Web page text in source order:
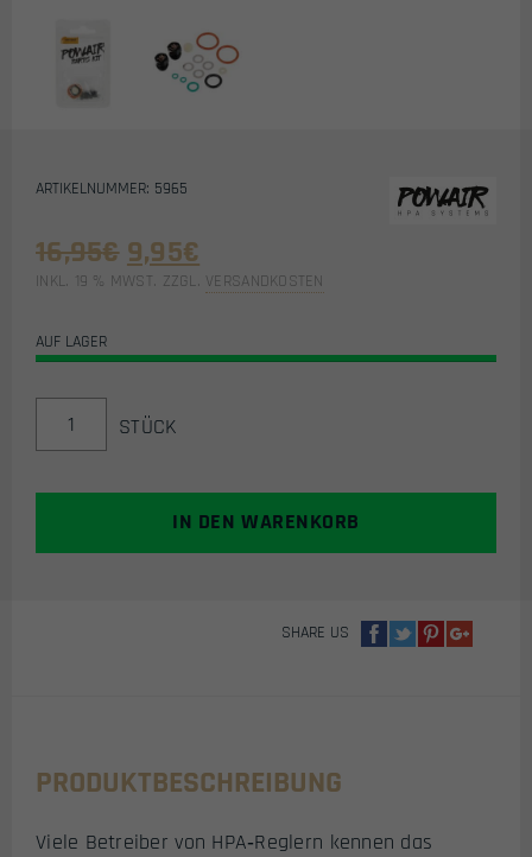
ARTIKELNUMMER: 5965
16,95€ Ursprünglicher
Preis
9,95€
Preis
INKL. 19 % MWST. ZZGL. VERSANDKOSTEN
AUF LAGER
MICROMAX
REGULATOR
ERSATZTEIL
STÜCK
IN DEN WARENKORB
SHARE US
PRODUKTBESCHREIBUNG
Viele Betreiber von HPA‑Reglern kennen das